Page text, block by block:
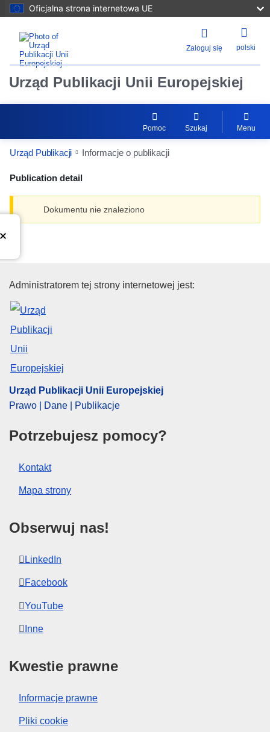
Oficjalna strona internetowa UE
Zaloguj się polski
Urząd Publikacji Unii Europejskiej
Pomoc Szukaj Menu
Urząd Publikacji Informacje o publikacji
Publication detail
Dokumentu nie znaleziono
Urząd Publikacji Unii
Administratorem tej strony internetowej jest:
Urząd Publikacji Unii Europejskiej
Prawo | Dane | Publikacje
Potrzebujesz pomocy?
Kontakt
Mapa strony
Obserwuj nas!
LinkedIn
Facebook
YouTube
Inne
Kwestie prawne
Informacje prawne
Pliki cookie